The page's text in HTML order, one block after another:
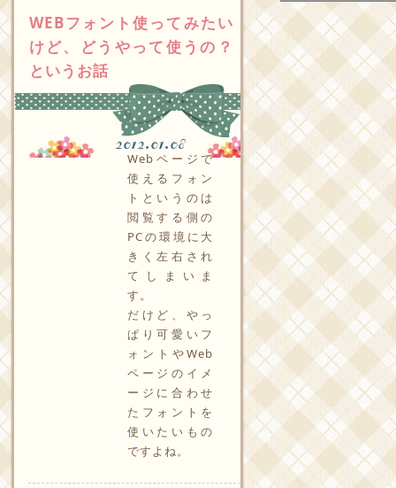
WEBフォント使ってみたい
けど、どうやって使うの？
というお話
2012.01.08
Webページで
使えるフォン
トというのは
閲覧する側の
PCの環境に大
きく左右され
てしまいま
す。
だけど、やっ
ぱり可愛いフ
ォントやWeb
ページのイメ
ージに合わせ
たフォントを
使いたいもの
ですよね。